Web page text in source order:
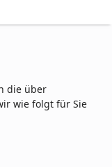
die über
wie folgt für Sie